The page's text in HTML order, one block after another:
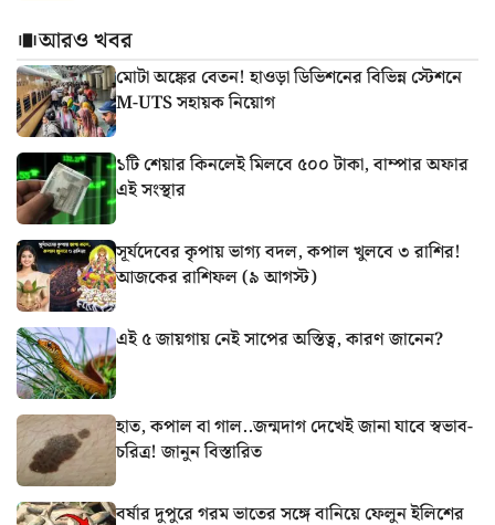
আরও খবর
মোটা অঙ্কের বেতন! হাওড়া ডিভিশনের বিভিন্ন স্টেশনে
M-UTS সহায়ক নিয়োগ
১টি শেয়ার কিনলেই মিলবে ৫০০ টাকা, বাম্পার অফার
এই সংস্থার
সূর্যদেবের কৃপায় ভাগ্য বদল, কপাল খুলবে ৩ রাশির!
আজকের রাশিফল (৯ আগস্ট)
এই ৫ জায়গায় নেই সাপের অস্তিত্ব, কারণ জানেন?
হাত, কপাল বা গাল..জন্মদাগ দেখেই জানা যাবে স্বভাব-
চরিত্র! জানুন বিস্তারিত
বর্ষার দুপুরে গরম ভাতের সঙ্গে বানিয়ে ফেলুন ইলিশের